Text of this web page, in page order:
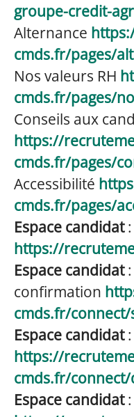
groupe-credit-
Alternance
cmds.fr/pages/
Nos valeurs RH
cmds.fr/pages/
Conseils aux
https://
cmds.fr/pages/
Accessibilité
cmds.fr/pages/
Espace candidat:
https://
Espace candidat:
confirmation
cmds.fr/connect/
Espace candidat:
https://
cmds.fr/
Espace candidat: